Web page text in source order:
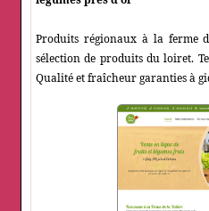
Produits régionaux à la ferme
sélection de produits du loiret.
Qualité et fraîcheur garanties à